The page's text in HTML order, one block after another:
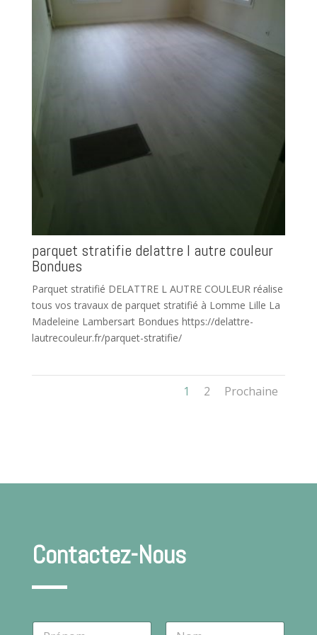
parquet stratifie delattre l autre couleur
Bondues
Parquet stratifié DELATTRE L AUTRE COULEUR réalise
tous vos travaux de parquet stratifié à Lomme Lille La
Madeleine Lambersart Bondues https://delattre-
lautrecouleur.fr/parquet-stratifie/
1 2 Prochaine
Contactez-Nous
N